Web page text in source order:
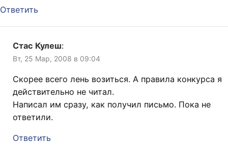
Ответить
Стас Кулеш:
Вт, 25 Мар, 2008 в 09:04
Скорее всего лень возиться. А правила конкурса я
действительно не читал.
Написал им сразу, как получил письмо. Пока не
ответили.
Ответить